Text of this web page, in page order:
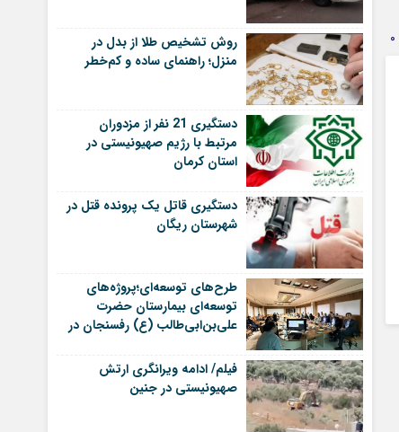
روش تشخیص طلا از بدل در
منزل؛ راهنمای ساده و کم‌خطر
دستگیری 21 نفر از مزدوران
مرتبط با رژیم صهیونیستی در
استان کرمان
دستگیری قاتل یک پرونده قتل در
شهرستان ریگان
طرح‌های توسعه‌ای؛پروژه‌های
توسعه‌ای بیمارستان حضرت
علی‌بن‌ابی‌طالب (ع) رفسنجان در
رفسنجان
فیلم/ ادامه ویرانگری ارتش
صهیونیستی در جنین